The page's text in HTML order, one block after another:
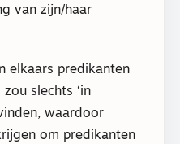
van zijn/haar
elkaars predikanten
slechts ‘in
waardoor
om predikanten